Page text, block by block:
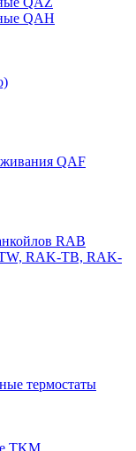
QAH
QAF
RAB
RAK-TB, RAK-
термостаты
TKM